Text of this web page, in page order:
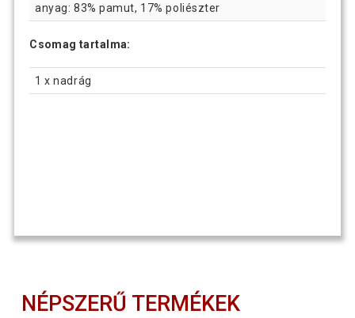
anyag: 83% pamut, 17% poliészter
Csomag tartalma:
1 x nadrág
NÉPSZERŰ TERMÉKEK